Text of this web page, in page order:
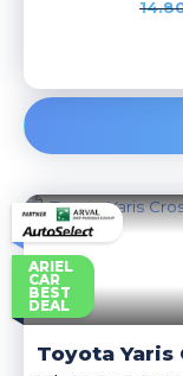
ARIEL
CAR
BEST
DEAL
ToyotaYaris